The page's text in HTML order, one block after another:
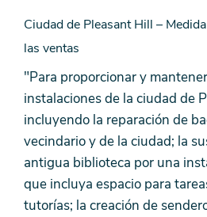
Ciudad de Pleasant Hill –
las ventas
"Para proporcionar y
instalaciones de la ciudad de
incluyendo la reparación de
vecindario y de la ciudad; la
antigua biblioteca por una
que incluya espacio para
tutorías; la creación de